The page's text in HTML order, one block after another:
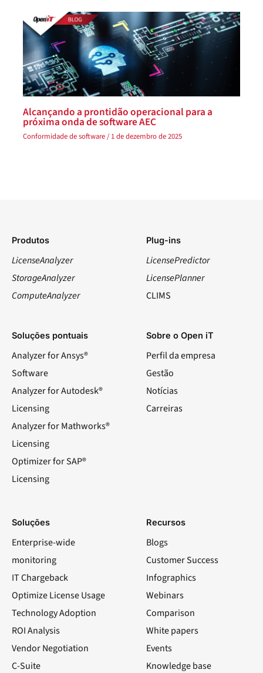
Alcançando a prontidão operacional para a
próxima onda de software AEC
Conformidade de software/1 de dezembro de 2025
Produtos
LicenseAnalyzer
StorageAnalyzer
ComputeAnalyzer
Plug-ins
LicensePredictor
LicensePlanner
CLIMS
Soluções pontuais
Analyzer for Ansys®
Software
Analyzer for Autodesk®
Licensing
Analyzer for Mathworks®
Licensing
Optimizer for SAP®
Licensing
Sobre o Open iT
Perfil da empresa
Gestão
Notícias
Carreiras
Soluções
Enterprise-wide
monitoring
IT Chargeback
Optimize License Usage
Technology Adoption
ROI Analysis
Vendor Negotiation
C-Suite
Recursos
Blogs
Customer Success
Infographics
Webinars
Comparison
White papers
Events
Knowledge base